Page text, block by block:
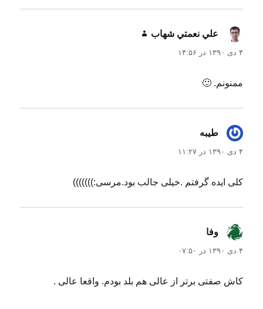
علي نعمتي شهاب
۴ دی ۱۳۹۰ در ۱۴:۵۶
ممنونم. 🙂
طیبه
۴ دی ۱۳۹۰ در ۱۱:۲۷
کلی ایده گرفتم .خیلی جالب بود.مرسی:)))))))
وفا
۴ دی ۱۳۹۰ در ۰۷:۵۰
کاش صفتی برتر از عالی هم بلد بودم. واقعا عالی .